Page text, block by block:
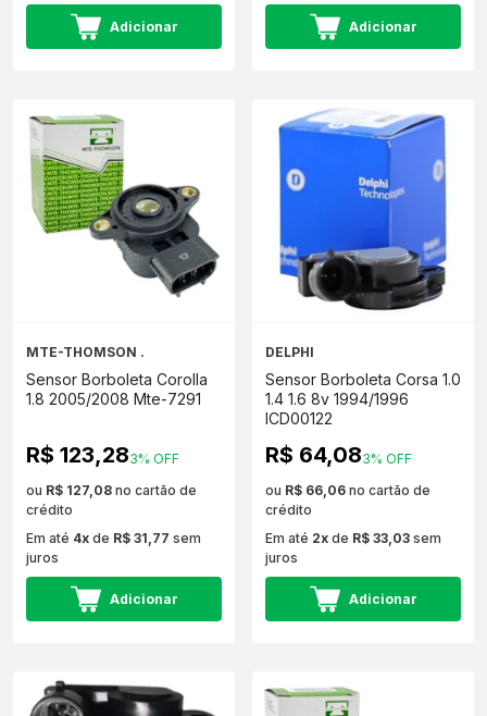
Adicionar Adicionar
MTE-THOMSON .
Sensor Borboleta Corolla
1.8 2005/2008 Mte-7291
R$ 123,283% OFF
ou R$ 127,08 no cartão de
crédito
Em até 4x de R$ 31,77 sem
juros
Adicionar
DELPHI
Sensor Borboleta Corsa 1.0
1.4 1.6 8v 1994/1996
ICD00122
R$ 64,083% OFF
ou R$ 66,06 no cartão de
crédito
Em até 2x de R$ 33,03 sem
juros
Adicionar